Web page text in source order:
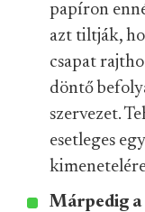
papíron
azt tiltják,
csapat
döntő
szervezet.
esetleges
Márpedig